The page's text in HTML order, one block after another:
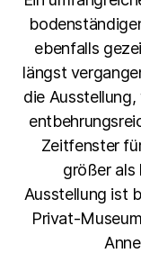
ebenfalls
längst
die
Zeitfenster
größer als
Ausstellung ist
Privat-